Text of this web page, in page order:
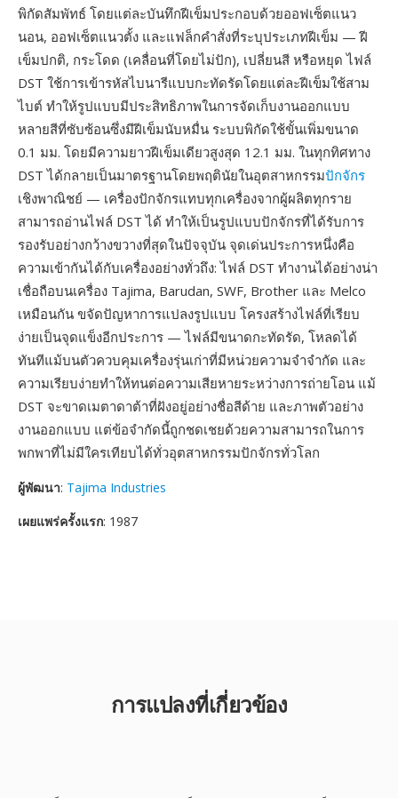
พิกัดสัมพัทธ์ โดยแต่ละบันทึกฝีเข็มประกอบด้วยออฟเซ็ตแนว
นอน, ออฟเซ็ตแนวตั้ง และแฟล็กคำสั่งที่ระบุประเภทฝีเข็ม — ฝี
เข็มปกติ, กระโดด (เคลื่อนที่โดยไม่ปัก), เปลี่ยนสี หรือหยุด ไฟล์
DST ใช้การเข้ารหัสไบนารีแบบกะทัดรัดโดยแต่ละฝีเข็มใช้สาม
ไบต์ ทำให้รูปแบบมีประสิทธิภาพในการจัดเก็บงานออกแบบ
หลายสีที่ซับซ้อนซึ่งมีฝีเข็มนับหมื่น ระบบพิกัดใช้ขั้นเพิ่มขนาด
0.1 มม. โดยมีความยาวฝีเข็มเดียวสูงสุด 12.1 มม. ในทุกทิศทาง
DST ได้กลายเป็นมาตรฐานโดยพฤตินัยในอุตสาหกรรมปักจักร
เชิงพาณิชย์ — เครื่องปักจักรแทบทุกเครื่องจากผู้ผลิตทุกราย
สามารถอ่านไฟล์ DST ได้ ทำให้เป็นรูปแบบปักจักรที่ได้รับการ
รองรับอย่างกว้างขวางที่สุดในปัจจุบัน จุดเด่นประการหนึ่งคือ
ความเข้ากันได้กับเครื่องอย่างทั่วถึง: ไฟล์ DST ทำงานได้อย่างน่า
เชื่อถือบนเครื่อง Tajima, Barudan, SWF, Brother และ Melco
เหมือนกัน ขจัดปัญหาการแปลงรูปแบบ โครงสร้างไฟล์ที่เรียบ
ง่ายเป็นจุดแข็งอีกประการ — ไฟล์มีขนาดกะทัดรัด, โหลดได้
ทันทีแม้บนตัวควบคุมเครื่องรุ่นเก่าที่มีหน่วยความจำจำกัด และ
ความเรียบง่ายทำให้ทนต่อความเสียหายระหว่างการถ่ายโอน แม้
DST จะขาดเมตาดาต้าที่ฝังอยู่อย่างชื่อสีด้าย และภาพตัวอย่าง
งานออกแบบ แต่ข้อจำกัดนี้ถูกชดเชยด้วยความสามารถในการ
พกพาที่ไม่มีใครเทียบได้ทั่วอุตสาหกรรมปักจักรทั่วโลก
ผู้พัฒนา: Tajima Industries
เผยแพร่ครั้งแรก: 1987
การแปลงที่เกี่ยวข้อง